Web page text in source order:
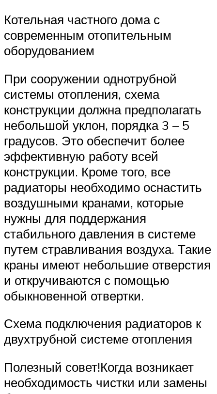
Котельная частного дома с
современным отопительным
оборудованием
При сооружении однотрубной
системы отопления, схема
конструкции должна предполагать
небольшой уклон, порядка 3 – 5
градусов. Это обеспечит более
эффективную работу всей
конструкции. Кроме того, все
радиаторы необходимо оснастить
воздушными кранами, которые
нужны для поддержания
стабильного давления в системе
путем стравливания воздуха. Такие
краны имеют небольшие отверстия
и откручиваются с помощью
обыкновенной отвертки.
Схема подключения радиаторов к
двухтрубной системе отопления
Полезный совет!Когда возникает
необходимость чистки или замены